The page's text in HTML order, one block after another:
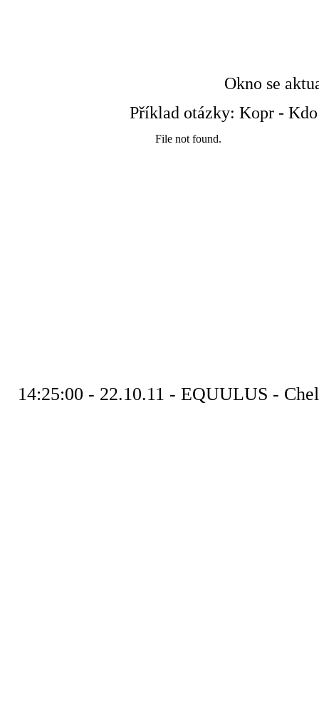
Okno se
Příklad otázky: Kopr -
14:25:00 - 22.10.11 - EQUULUS -